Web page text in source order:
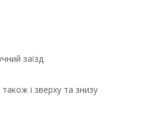
заїзд
і зверху та знизу